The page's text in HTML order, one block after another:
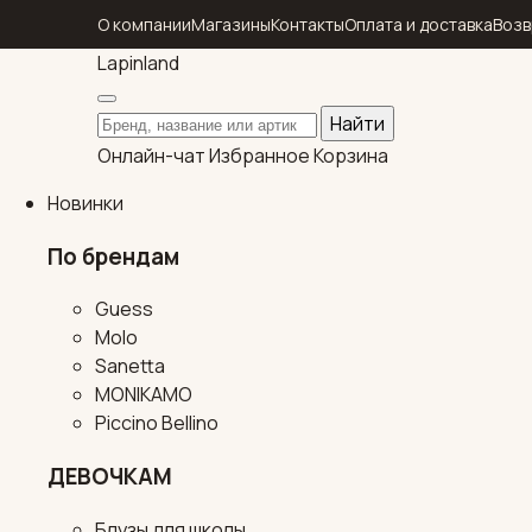
О компанииМагазиныКонтактыОплата и доставка
Lapinland
Поиск по каталогу
Найти
Онлайн-чатИзбранноеКорзина
Новинки
По брендам
Guess
Molo
Sanetta
MONIKAMO
Piccino Bellino
ДЕВОЧКАМ